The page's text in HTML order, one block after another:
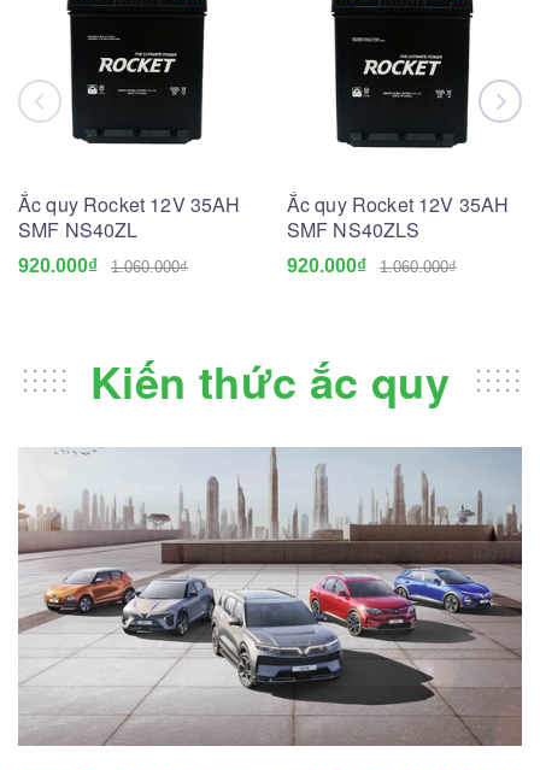
Ắc quy Rocket 12V 35AH
SMF NS40ZL
920.000₫ 1.060.000₫
Ắc quy Rocket 12V 35AH
SMF NS40ZLS
920.000₫ 1.060.000₫
Kiến thức ắc quy